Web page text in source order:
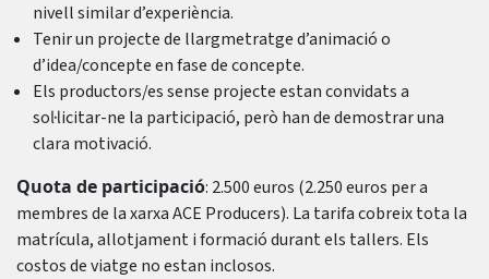
nivell similar d’experiència.
Tenir un projecte de llargmetratge d’animació o
d’idea/concepte en fase de concepte.
Els productors/es sense projecte estan convidats a
sol·licitar-ne la participació, però han de demostrar una
clara motivació.
Quota de participació: 2.500 euros (2.250 euros per a
membres de la xarxa ACE Producers). La tarifa cobreix tota la
matrícula, allotjament i formació durant els tallers. Els
costos de viatge no estan inclosos.